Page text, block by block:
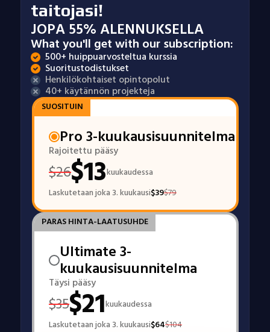
taitojasi!
JOPA 55% ALENNUKSELLA
What you'll get with our subscription:
500+ huippuarvosteltua kurssia
Suoritustodistukset
Henkilökohtaiset opintopolut
40+ käytännön projekteja
SUOSITUIN
Pro 3-kuukausisuunnitelma
Rajoitettu pääsy
$26$13kuukaudessa
Laskutetaan joka 3. kuukausi$39$79
PARAS HINTA-LAATUSUHDE
Ultimate 3-
kuukausisuunnitelma
Täysi pääsy
$35$21kuukaudessa
Laskutetaan joka 3. kuukausi$64$104